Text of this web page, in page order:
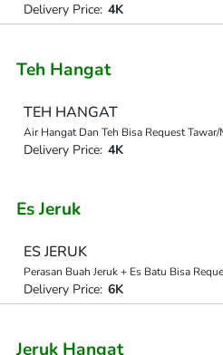
Delivery Price: 4K
Teh Hangat
TEH HANGAT
Air Hangat Dan Teh Bisa Request Tawar/
Delivery Price: 4K
Es Jeruk
ES JERUK
Perasan Buah Jeruk + Es Batu Bisa
Delivery Price: 6K
Jeruk Hangat